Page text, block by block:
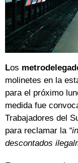
Los
molinetes en la
para el próximo
medida fue
Trabajadores del
para reclamar la
descontados